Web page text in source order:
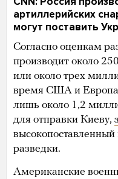
артиллерийских
могут поставить
Согласно оценкам
производит около
или около трех
время США и Европа
лишь около 1,2
для отправки Киеву,
высокопоставленный
разведки.
Американские